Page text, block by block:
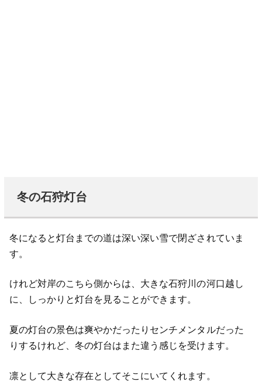
冬の石狩灯台
冬になると灯台までの道は深い深い雪で閉ざされていま
す。
けれど対岸のこちら側からは、大きな石狩川の河口越し
に、しっかりと灯台を見ることができます。
夏の灯台の景色は爽やかだったりセンチメンタルだった
りするけれど、冬の灯台はまた違う感じを受けます。
凛として大きな存在としてそこにいてくれます。